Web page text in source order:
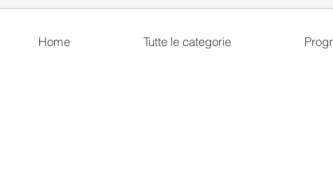
Home Tutte le categorie